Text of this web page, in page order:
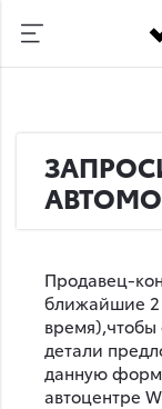
Продавец-
ближайшие 2
время),чтобы
детали
данную
автоцентре